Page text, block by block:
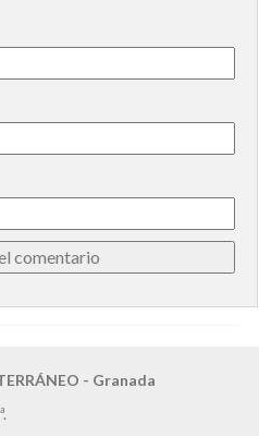
- Granada